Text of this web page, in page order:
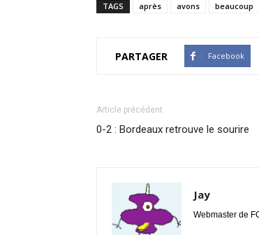
TAGS après avons beaucoup
PARTAGER Facebook
Article précédent
0-2 : Bordeaux retrouve le sourire
Jay
Webmaster de